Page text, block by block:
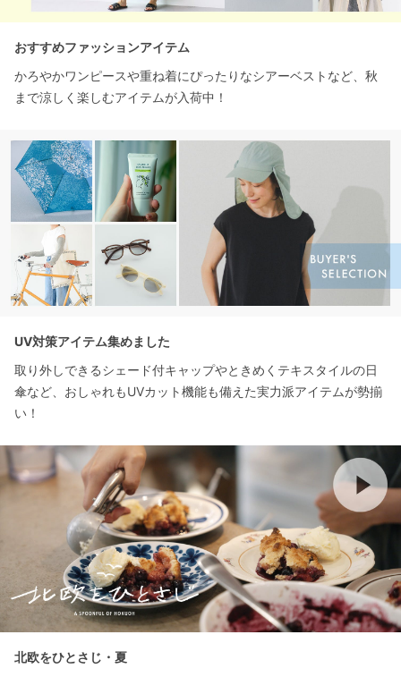
おすすめファッションアイテム
かろやかワンピースや重ね着にぴったりなシアーベストなど、秋
まで涼しく楽しむアイテムが入荷中！
UV対策アイテム集めました
取り外しできるシェード付キャップやときめくテキスタイルの日
傘など、おしゃれもUVカット機能も備えた実力派アイテムが勢揃
い！
北欧をひとさじ・夏